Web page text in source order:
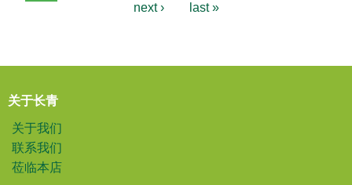
next ›
last »
关于长青
关于我们
联系我们
莅临本店